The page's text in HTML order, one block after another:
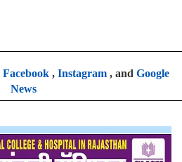
Facebook, Instagram, and Google
News